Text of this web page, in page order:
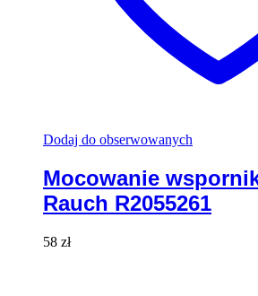
Dodaj do obserwowanych
Mocowanie
Rauch R2055261
58 zł